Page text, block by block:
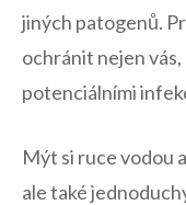
jiných patogenů.
ochránit nejen vás,
potenciálními
Mýt si ruce vodou
ale také